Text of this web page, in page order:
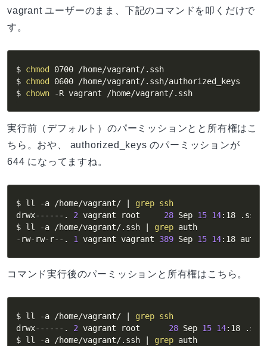
vagrant ユーザーのまま、下記のコマンドを叩くだけで
す。
$ chmod 0700 /home/vagrant/.ssh
$ chmod 0600 /home/vagrant/.ssh/authorized_keys
$ chown -R vagrant /home/vagrant/.ssh
実行前（デフォルト）のパーミッションとと所有権はこ
ちら。おや、 authorized_keys のパーミッションが
644 になってますね。
$ ll -a /home/vagrant/ grep ssh
drwx------. 2 vagrant root 28 Sep 15 14:18 .ssh
$ ll
-a /home/vagrant/.ssh grep auth
-rw-rw-r--. 1 vagrant vagrant 389 Sep 15 14:18
コマンド実行後のパーミッションと所有権はこちら。
$ ll -a /home/vagrant/ | grep ssh
drwx------. 2 vagrant root 28 Sep 15 14:18 .ssh
$ ll
-a /home/vagrant/.ssh | grep auth